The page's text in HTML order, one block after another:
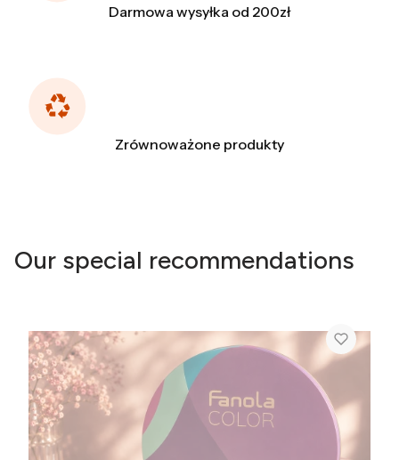
Darmowa wysyłka od 200zł
Zrównoważone produkty
Our special recommendations